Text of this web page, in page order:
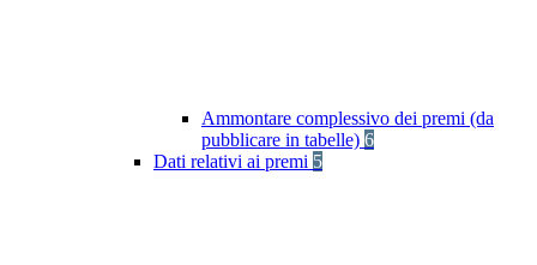
Ammontare complessivo dei premi (da
pubblicare in tabelle) 6
Dati relativi ai premi 5